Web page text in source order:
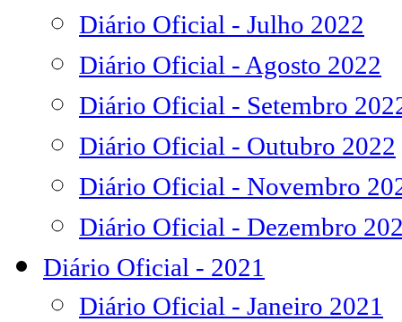
Diário Oficial - Julho 2022
Diário Oficial - Agosto 2022
Diário Oficial - Setembro
Diário Oficial - Outubro 2022
Diário Oficial - Novembro
Diário Oficial - Dezembro
Diário Oficial - 2021
Diário Oficial - Janeiro 2021